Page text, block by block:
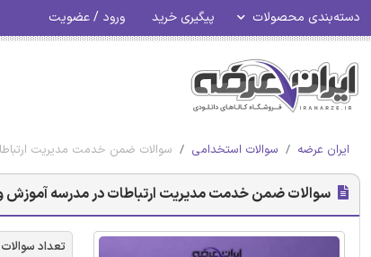
دسته‌بندی محصولات پیگیری خرید ورود / عضویت
ایران عرضه سوالات استخدامی سوالات ضمن خدمت مدیریت
سوالات ضمن خدمت مدیریت ارتباطات در مدرسه آموزش
تعداد